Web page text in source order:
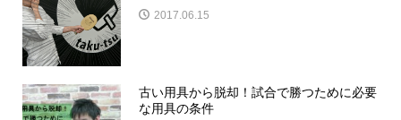
2017.06.15
古い用具から脱却！試合で勝つために必要
な用具の条件